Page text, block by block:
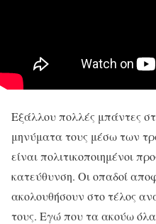
Εξάλλου πολλές μπάντες
μηνύματα τους μέσω των
είναι πολιτικοποιημένοι
κατεύθυνση. Οι οπαδοί
ακολουθήσουν στο τέλος
τους. Εγώ που τα ακούω